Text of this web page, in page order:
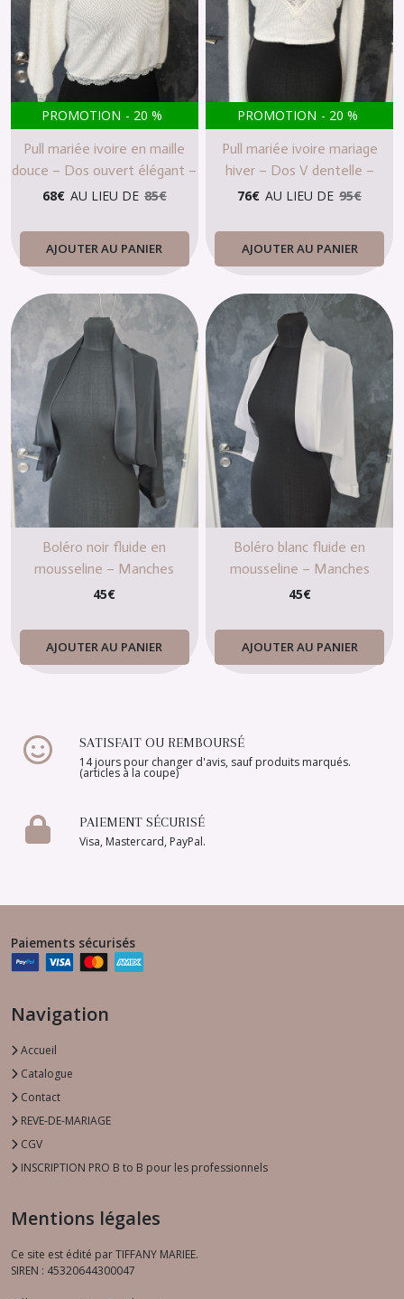
PROMOTION - 20 %
Pull mariée ivoire en maille
douce – Dos ouvert élégant –
Finitions dentelle – Mariage
68€ AU LIEU DE 85€
AJOUTER AU PANIER
PROMOTION - 20 %
Pull mariée ivoire mariage
hiver – Dos V dentelle –
Maille douce élégante
76€ AU LIEU DE 95€
AJOUTER AU PANIER
Boléro noir fluide en
mousseline – Manches
chauve-souris – Taille XL 42
45€
AJOUTER AU PANIER
Boléro blanc fluide en
mousseline – Manches
chauve-souris – Taille S/M
45€
AJOUTER AU PANIER
SATISFAIT OU REMBOURSÉ
14 jours pour changer d'avis, sauf produits marqués.
(articles à la coupe)
PAIEMENT SÉCURISÉ
Visa, Mastercard, PayPal.
Paiements sécurisés
Navigation
Accueil
Catalogue
Contact
REVE-DE-MARIAGE
CGV
INSCRIPTION PRO B to B pour les professionnels
Mentions légales
Ce site est édité par TIFFANY MARIEE.
SIREN : 45320644300047